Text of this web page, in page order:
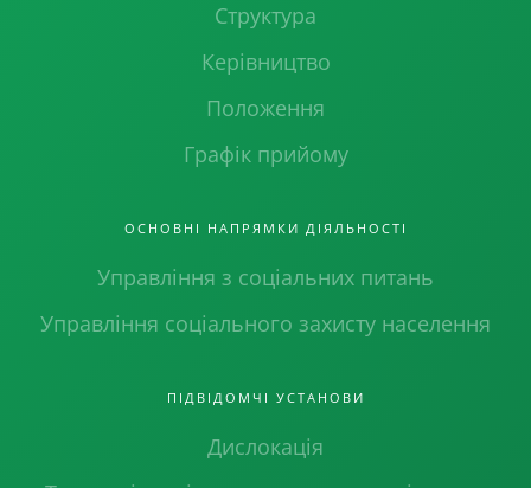
Структура
Керівництво
Положення
Графік прийому
ОСНОВНІ НАПРЯМКИ ДІЯЛЬНОСТІ
Управління з соціальних питань
Управління соціального захисту населення
ПІДВІДОМЧІ УСТАНОВИ
Дислокація